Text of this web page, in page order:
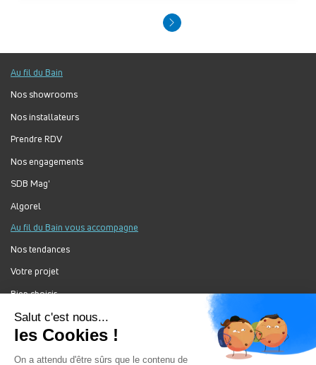
Au fil du Bain
Nos showrooms
Nos installateurs
Prendre RDV
Nos engagements
SDB Mag'
Algorel
Au fil du Bain vous accompagne
Nos tendances
Votre projet
Bien choisir
Forum Au Fil du Bain
Nos produits